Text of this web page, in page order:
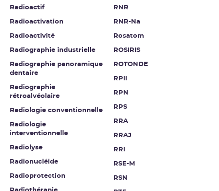
Radioactif
Radioactivation
Radioactivité
Radiographie industrielle
Radiographie panoramique
dentaire
Radiographie
rétroalvéolaire
Radiologie conventionnelle
Radiologie
interventionnelle
Radiolyse
Radionucléide
Radioprotection
RNR
RNR-Na
Rosatom
ROSIRIS
ROTONDE
RPII
RPN
RPS
RRA
RRAJ
RRI
RSE-M
RSN